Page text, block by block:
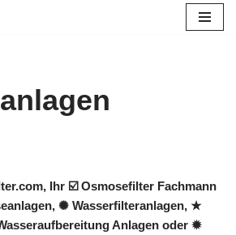
Ihr ☑️ Osmosefilter Fachmann
✺ Wasserfilteranlagen, ★
Anlagen oder ✹